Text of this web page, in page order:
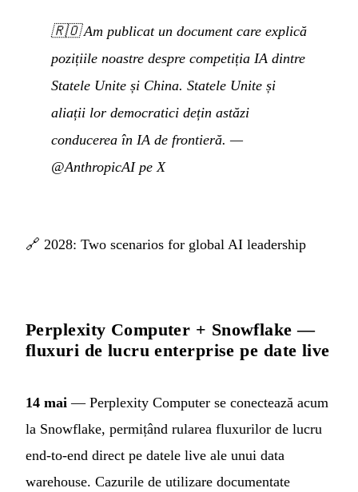
🇷🇴Am publicat un document care explică
pozițiile noastre despre competiția IA dintre
Statele Unite și China. Statele Unite și
aliații lor democratici dețin astăzi
conducerea în IA de frontieră. —
@AnthropicAI pe X
🔗 2028: Two scenarios for global AI leadership
Perplexity Computer + Snowflake —
fluxuri de lucru enterprise pe date live
14 mai — Perplexity Computer se conectează acum
la Snowflake, permițând rularea fluxurilor de lucru
end-to-end direct pe datele live ale unui data
warehouse. Cazurile de utilizare documentate